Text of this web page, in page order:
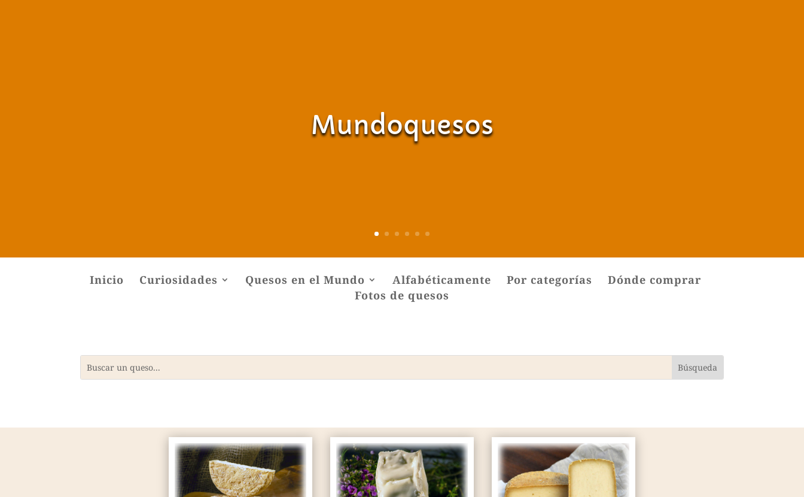
Mundoquesos
Inicio Curiosidades Quesos en el Mundo Alfabéticamente Por categorías
Dónde comprar
Fotos de quesos